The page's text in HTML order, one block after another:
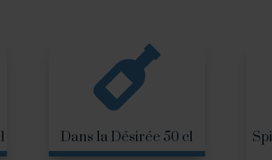

Dans la Désirée 50 cl